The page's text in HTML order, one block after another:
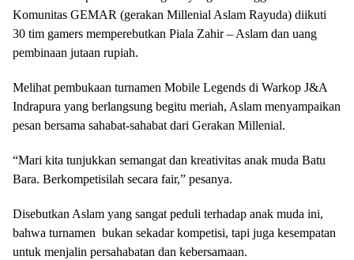
Komunitas GEMAR (gerakan Millenial Aslam Rayuda) diikuti
30 tim gamers memperebutkan Piala Zahir – Aslam dan uang
pembinaan jutaan rupiah.
Melihat pembukaan turnamen Mobile Legends di Warkop J&A
Indrapura yang berlangsung begitu meriah, Aslam menyampaikan
pesan bersama sahabat-sahabat dari Gerakan Millenial.
“Mari kita tunjukkan semangat dan kreativitas anak muda Batu
Bara. Berkompetisilah secara fair,” pesanya.
Disebutkan Aslam yang sangat peduli terhadap anak muda ini,
bahwa turnamen bukan sekadar kompetisi, tapi juga kesempatan
untuk menjalin persahabatan dan kebersamaan.